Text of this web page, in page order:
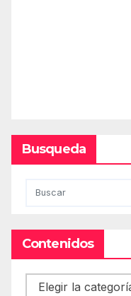
Busqueda
Contenidos
Contenidos